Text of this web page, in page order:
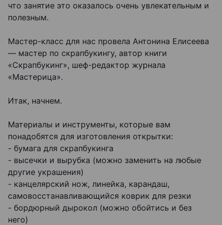
что занятие это оказалось очень увлекательным и
полезным.
Мастер-класс для нас провела Антонина Елисеева
— мастер по скрапбукингу, автор книги
«Скрапбукинг», шеф-редактор журнала
«Мастерица».
Итак, начнем.
Материалы и инструменты, которые вам
понадобятся для изготовления открытки:
- бумага для скрапбукинга
- высечки и вырубка (можно заменить на любые
другие украшения)
- канцелярский нож, линейка, карандаш,
самовосстанавливающийся коврик для резки
- бордюрный дырокол (можно обойтись и без
него)